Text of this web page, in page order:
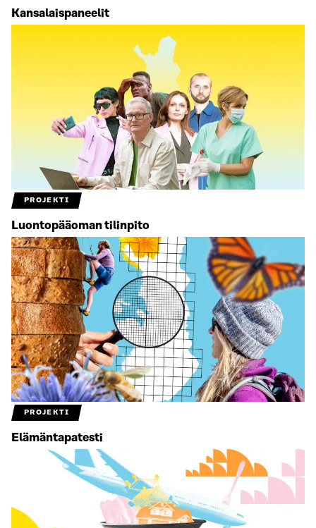
Kansalaispaneelit
PROJEKTI
Luontopääoman tilinpito
PROJEKTI
Elämäntapatesti